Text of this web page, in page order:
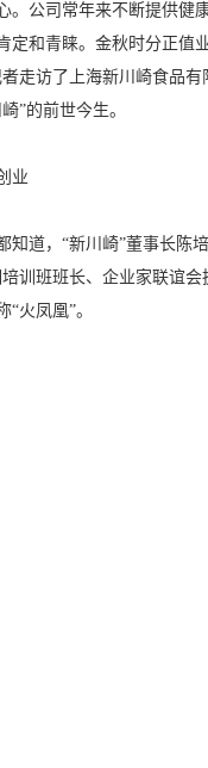
。公司常年来不断提供健
定和青睐。金秋时分正值
走访了上海新川崎食品
”的前世今生。
业
知道，“新川崎”董事长陈
训班班长、企业家联谊会
火凤凰”。